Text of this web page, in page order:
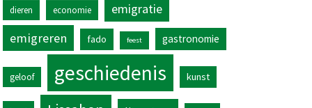
dieren economie
emigratie
emigreren
fado feest gastronomie
geloof geschiedenis kunst